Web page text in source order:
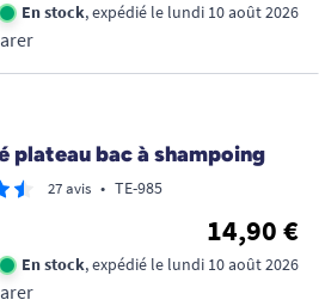
En stock, expédié le lundi 10 août 2026
plateau bac à shampoing
27 avis • TE-985
14,90 €
En stock, expédié le lundi 10 août 2026